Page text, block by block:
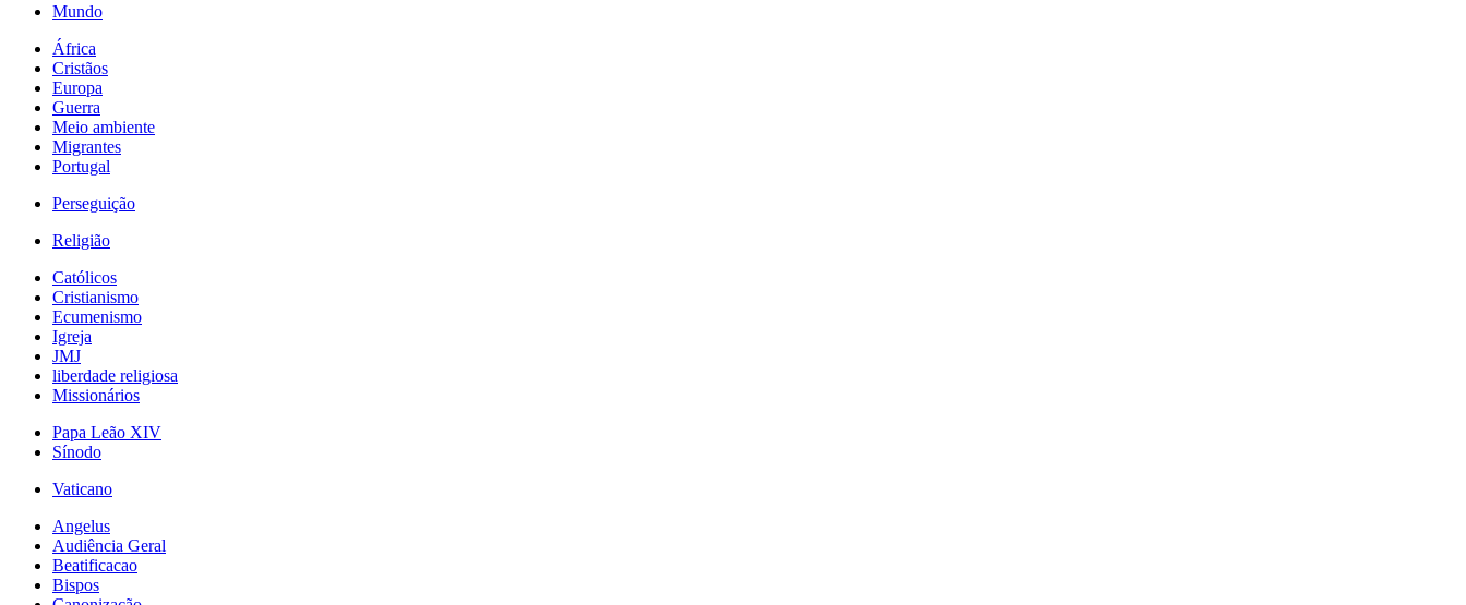
Mundo
África
Cristãos
Europa
Guerra
Meio ambiente
Migrantes
Portugal
Perseguição
Religião
Católicos
Cristianismo
Ecumenismo
Igreja
JMJ
liberdade religiosa
Missionários
Papa Leão XIV
Sínodo
Vaticano
Angelus
Audiência Geral
Beatificacao
Bispos